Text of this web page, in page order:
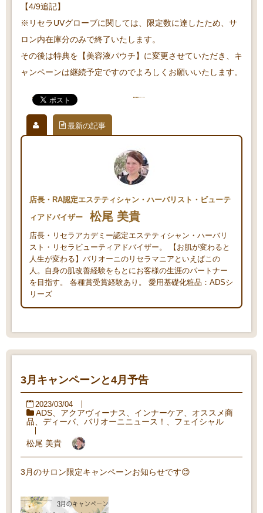
【4/9追記】
※リセラUVグローブに関しては、限定数に達したため、サ
ロン内在庫分のみで終了いたします。
その後は特典を【美容液パウチ】に変更させていただき、キ
ャンペーンは継続予定ですのでよろしくお願いいたします。
最新の記事
店長・RA認定エステティシャン・ハーバリスト・ビューテ
ィアドバイザー
松尾 美貴
店長・リセラアカデミー認定エステティシャン・ハーバリ
スト・リセラビューティアドバイザー。 【お肌が変わると
人生が変わる】バリオーニのリセラマニアといえばこの
人。自身の肌改善経験をもとにお客様の生涯のパートナー
を目指す。 各種賞受賞経験あり。 愛用基礎化粧品：ADSシ
リーズ
3月キャンペーンと4月予告
2023/03/04
ADS アクアヴィーナス インナーケア
オススメ商
品、 ディーバ、 バリオーニニュース！ 、 フェイシャル
松尾 美貴
3月のサロン限定キャンペーンお知らせです😊